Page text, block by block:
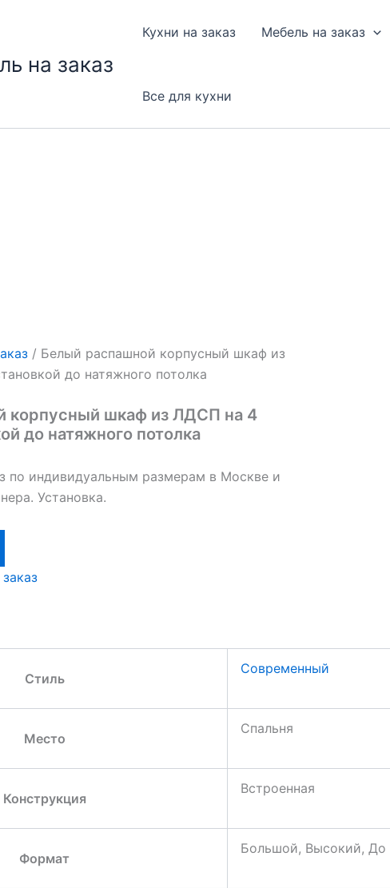
на заказ
Кухни на заказ Мебель на заказ
Все для кухни
/ Белый распашной корпусный шкаф из
до натяжного потолка
корпусный шкаф из ЛДСП на 4
до натяжного потолка
по индивидуальным размерам в Москве и
Установка.
Стиль
Современный
Место
Спальня
Конструкция
Встроенная
Формат
Большой, Высокий, До